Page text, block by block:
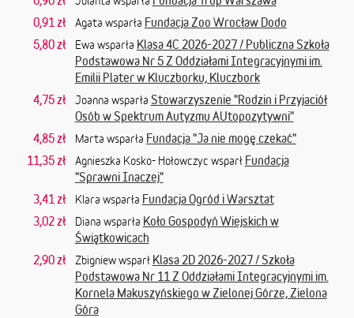
0,91 zł
Agata wsparła Fundacja Zoo Wrocław Dodo
5,80 zł
Ewa wsparła Klasa 4C 2026-2027 / Publiczna Szkoła
Podstawowa Nr 5 Z Oddziałami Integracyjnymi im.
Emilii Plater w Kluczborku, Kluczbork
4,75 zł
Joanna wsparła Stowarzyszenie "Rodzin i Przyjaciół
Osób w Spektrum Autyzmu AUtopozytywni"
4,85 zł
Marta wsparła Fundacja "Ja nie mogę czekać"
11,35 zł
Agnieszka Kosko- Hołowczyc wsparł Fundacja
"Sprawni Inaczej"
3,41 zł
Klara wsparła Fundacja Ogród i Warsztat
3,02 zł
Diana wsparła Koło Gospodyń Wiejskich w
Świątkowicach
2,90 zł
Zbigniew wsparł Klasa 2D 2026-2027 / Szkoła
Podstawowa Nr 11 Z Oddziałami Integracyjnymi im.
Kornela Makuszyńskiego w Zielonej Górze, Zielona
Góra